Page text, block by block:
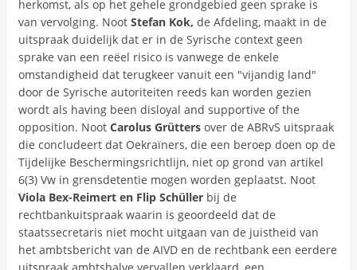
herkomst, als op het gehele grondgebied geen sprake is
van vervolging. Noot Stefan Kok, de Afdeling, maakt in de
uitspraak duidelijk dat er in de Syrische context geen
sprake van een reëel risico is vanwege de enkele
omstandigheid dat terugkeer vanuit een "vijandig land"
door de Syrische autoriteiten reeds kan worden gezien
wordt als having been disloyal and supportive of the
opposition. Noot Carolus Grüttersover de ABRvS uitspraak
die concludeert dat Oekraïners, die een beroep doen op de
Tijdelijke Beschermingsrichtlijn, niet op grond van artikel
6(3) Vw in grensdetentie mogen worden geplaatst. Noot
Viola Bex-Reimert en Flip Schüllerbij de
rechtbankuitspraak waarin is geoordeeld dat de
staatssecretaris niet mocht uitgaan van de juistheid van
het ambtsbericht van de AIVD en de rechtbank een eerdere
uitspraak ambtshalve vervallen verklaard, een